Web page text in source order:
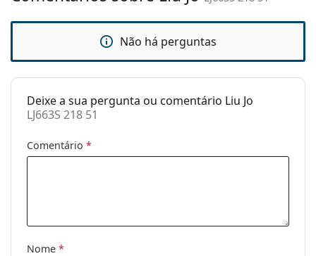
Estojo:
Sim
limpeza:
Sim
Outros
Género:
Mulher
Marca:
Não há perguntas
Deixe a sua pergunta ou comentário Liu Jo
LJ663S 218 51
Comentário *
Nome *